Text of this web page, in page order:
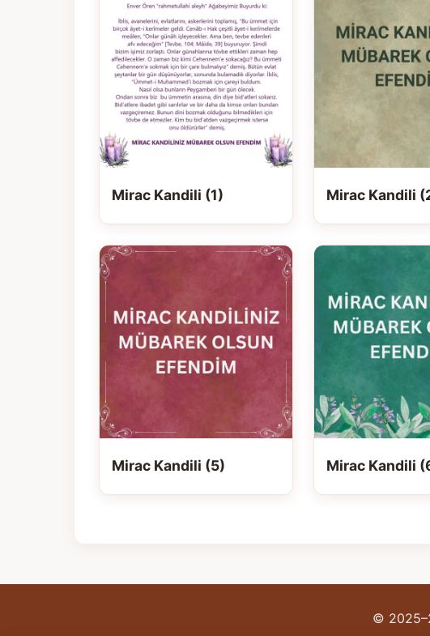
Mirac Kandili (1) Mirac Kandili
Mirac Kandili (5) Mirac Kandili
©